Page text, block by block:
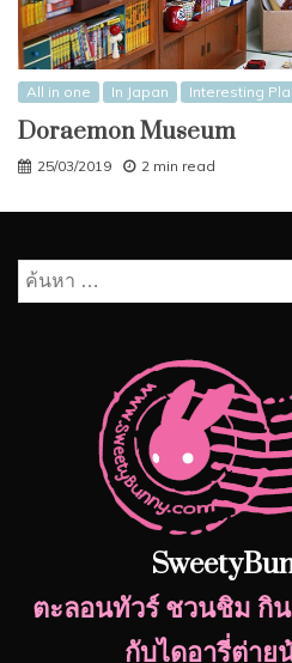
All in one In Japan Interesting
Doraemon Museum
25/03/2019 2 min read
ค้นหา
สำหรับ:
ตะลอนทัวร์ ชวนชิม กิ
กับไดอารี่ต่า